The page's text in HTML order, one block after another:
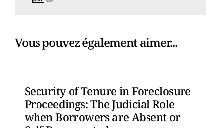
Vous pouvez également aimer...
Security of Tenure in Foreclosure
Proceedings: The Judicial Role
when Borrowers are Absent or